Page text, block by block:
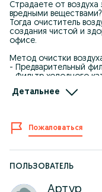
Страдаете от воздуха
вредными веществами?
Тогда очиститель
создания чистой и
офисе.
Метод очистки
- Предварительный
- Фильтр холодного
- НЕРА фильтр
Предлагаемый период
- Угольный фильтр - 1
- HEPA фильтр - 2 года
HEPA-фильтр высокой
микрона.
Детальнее
Пожаловаться
ПОЛЬЗОВАТЕЛЬ
Артур